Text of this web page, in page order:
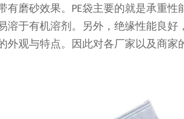
有磨砂效果。 PE袋主要的就是承重性
溶于有机溶剂。另外，绝缘性能良好
观与特点。因此对各厂家以及商家